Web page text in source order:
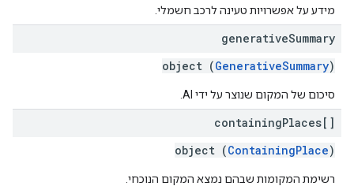
מידע על אפשרויות טעינה לרכב חשמלי.
generativeSummary
object (GenerativeSummary)
סיכום של המקום שנוצר על ידי AI.
containingPlaces[]
object (ContainingPlace)
רשימת המקומות שבהם נמצא המקום הנוכחי.